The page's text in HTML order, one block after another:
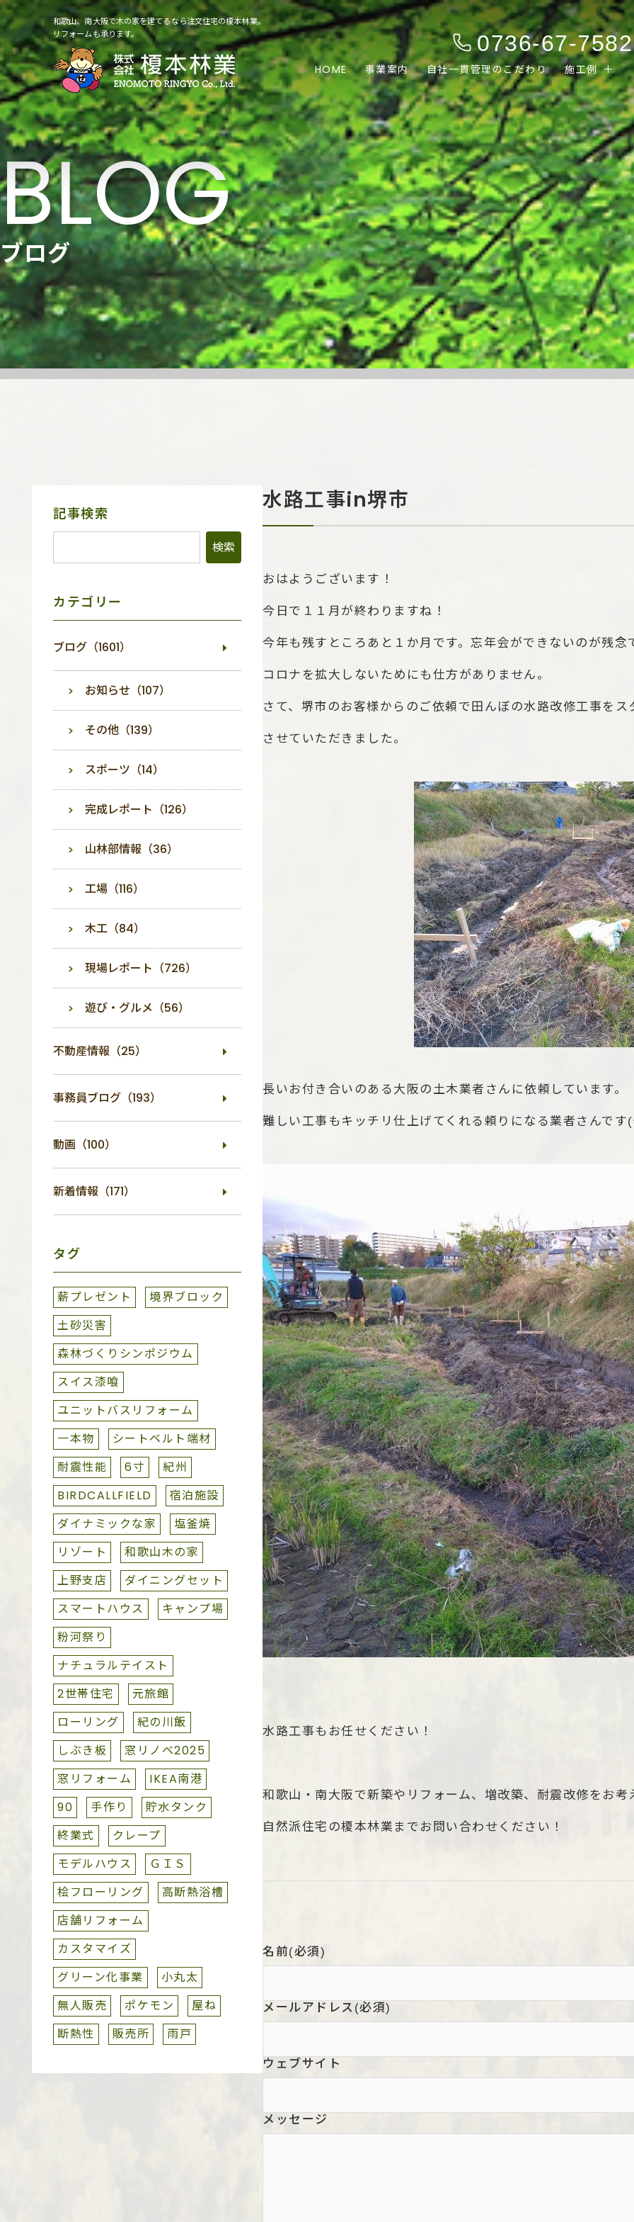
和歌山、南大阪で木の家を建てるなら注文住宅の榎本林業。
リフォームも承ります。
0736-67-7582
HOME 事業案内 自社一貫管理のこだわり 施工例
ブログ
水路工事in堺市
おはようございます！
今日で１１月が終わりますね！
今年も残すところあと１か月です。忘年会ができないのが残念
コロナを拡大しないためにも仕方がありません。
さて、堺市のお客様からのご依頼で田んぼの水路改修工事をス
させていただきました。
長いお付き合いのある大阪の土木業者さんに依頼しています。
難しい工事もキッチリ仕上げてくれる頼りになる業者さんで
水路工事もお任せください！
和歌山・南大阪で新築やリフォーム、増改築、耐震改修をお考
自然派住宅の榎本林業までお問い合わせください！
名前(必須)
メールアドレス (必須)
ウェブサイト
メッセージ
サ
ニ
記事検索
カテゴリー
ブログ（1601）
お知らせ（107）
その他（139）
スポーツ（14）
完成レポート（126）
山林部情報（36）
工場（116）
木工（84）
現場レポート（726）
遊び・グルメ（56）
不動産情報（25）
事務員ブログ（193）
動画（100）
新着情報（171）
タグ
薪プレゼント
境界ブロック
土砂災害
森林づくりシンポジウム
スイス漆喰
ユニットバスリフォーム
一本物
シートベルト端材
耐震性能
6寸
紀州
BIRDCALLFIELD
宿泊施設
ダイナミックな家
塩釜焼
リゾート
和歌山木の家
上野支店
ダイニングセット
スマートハウス
キャンプ場
粉河祭り
ナチュラルテイスト
2世帯住宅
元旅館
ローリング
紀の川飯
しぶき板
窓リノベ2025
窓リフォーム
IKEA南港
90
手作り
貯水タンク
終業式
クレープ
モデルハウス
ＧＩＳ
桧フローリング
高断熱浴槽
店舗リフォーム
カスタマイズ
グリーン化事業
小丸太
無人販売
ポケモン
屋ね
断熱性
販売所 雨戸